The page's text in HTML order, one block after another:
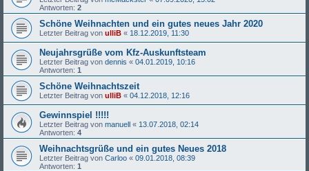
Antworten: 2
Schöne Weihnachten und ein gutes neues Jahr 2020
Letzter Beitrag von ulliB « 18.12.2019, 11:30
Neujahrsgrüße vom Kfz-Auskunftsteam
Letzter Beitrag von dennis « 04.01.2019, 10:16
Antworten: 1
Schöne Weihnachtszeit
Letzter Beitrag von ulliB « 04.12.2018, 12:16
Gewinnspiel !!!!!
Letzter Beitrag von manuell « 13.07.2018, 02:14
Antworten: 4
Weihnachtsgrüße und ein gutes Neues 2018
Letzter Beitrag von Carloo « 09.01.2018, 08:39
Antworten: 1